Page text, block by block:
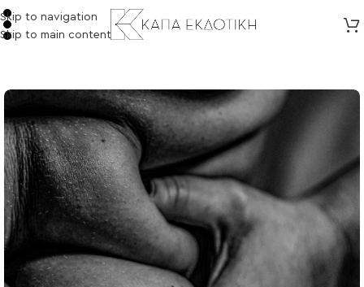
Skip to navigation
Skip to main content